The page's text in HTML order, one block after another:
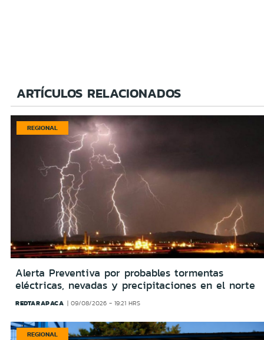
ARTÍCULOS RELACIONADOS
REGIONAL
Alerta Preventiva por probables tormentas
eléctricas, nevadas y precipitaciones en el norte
REDTARAPACA 09/08/2026 - 19:21 HRS
REGIONAL